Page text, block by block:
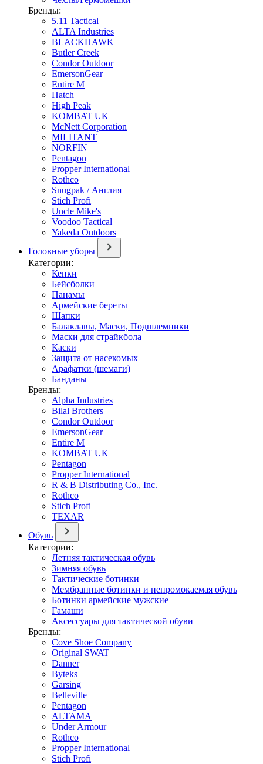
Бренды:
5.11 Tactical
ALTA Industries
BLACKHAWK
Butler Creek
Condor Outdoor
EmersonGear
Entire M
Hatch
High Peak
KOMBAT UK
McNett Corporation
MILITANT
NORFIN
Pentagon
Propper International
Rothco
Snugpak / Англия
Stich Profi
Uncle Mike's
Voodoo Tactical
Yakeda Outdoors
Головные уборы
Категории:
Кепки
Бейсболки
Панамы
Армейские береты
Шапки
Балаклавы, Маски, Подшлемники
Маски для страйкбола
Каски
Защита от насекомых
Арафатки (шемаги)
Банданы
Бренды:
Alpha Industries
Bilal Brothers
Condor Outdoor
EmersonGear
Entire M
KOMBAT UK
Pentagon
Propper International
R & B Distributing Co., Inc.
Rothco
Stich Profi
TEXAR
Обувь
Категории:
Летняя тактическая обувь
Зимняя обувь
Тактические ботинки
Мембранные ботинки и непромокаемая обувь
Ботинки армейские мужские
Гамаши
Аксессуары для тактической обуви
Бренды:
Cove Shoe Company
Original SWAT
Danner
Byteks
Garsing
Belleville
Pentagon
ALTAMA
Under Armour
Rothco
Propper International
Stich Profi